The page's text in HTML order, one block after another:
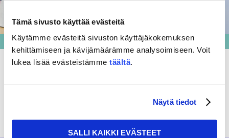
Tämä sivusto käyttää evästeitä
Käytämme evästeitä sivuston käyttäjäkokemuksen
kehittämiseen ja kävijämäärämme analysoimiseen. Voit
lukea lisää evästeistämme täältä.
Näytä tiedot
SALLI KAIKKI EVÄSTEET